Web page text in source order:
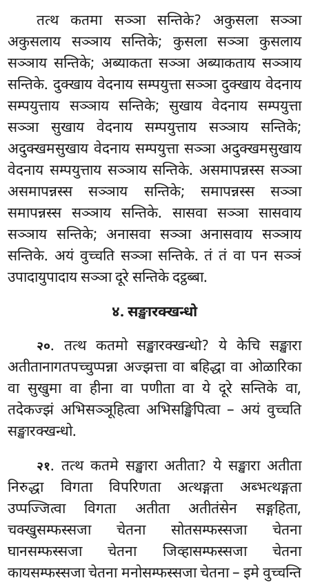
तत्थ कतमा सञ्ञा सन्तिके? अकुसला सञ्ञा
अकुसलाय सञ्ञाय सन्तिके; कुसला सञ्ञा कुसलाय
सञ्ञाय सन्तिके; अब्याकता सञ्ञा अब्याकताय सञ्ञाय
सन्तिके. दुक्खाय वेदनाय सम्पयुत्ता सञ्ञा दुक्खाय वेदनाय
सम्पयुत्ताय सञ्ञाय सन्तिके; सुखाय वेदनाय सम्पयुत्ता
सञ्ञा सुखाय वेदनाय सम्पयुत्ताय सञ्ञाय सन्तिके;
अदुक्खमसुखाय वेदनाय सम्पयुत्ता सञ्ञा अदुक्खमसुखाय
वेदनाय सम्पयुत्ताय सञ्ञाय सन्तिके. असमापन्नस्स सञ्ञा
असमापन्नस्स सञ्ञाय सन्तिके; समापन्नस्स सञ्ञा
समापन्नस्स सञ्ञाय सन्तिके. सासवा सञ्ञा सासवाय
सञ्ञाय सन्तिके; अनासवा सञ्ञा अनासवाय सञ्ञाय
सन्तिके. अयं वुच्चति सञ्ञा सन्तिके. तं तं वा पन सञ्ञं
उपादायुपादाय सञ्ञा दूरे सन्तिके दट्ठब्बा.
४. सङ्खारक्खन्धो
२०. तत्थ कतमो सङ्खारक्खन्धो? ये केचि सङ्खारा
अतीतानागतपच्चुप्पन्ना अज्झत्ता वा बहिद्धा वा ओळारिका
वा सुखुमा वा हीना वा पणीता वा ये दूरे सन्तिके वा,
तदेकज्झं अभिसञ्ञूहित्वा अभिसङ्खिपित्वा – अयं वुच्चति
सङ्खारक्खन्धो.
२१. तत्थ कतमे सङ्खारा अतीता? ये सङ्खारा अतीता
निरुद्धा विगता विपरिणता अत्थङ्गता अब्भत्थङ्गता
उप्पज्जित्वा विगता अतीता अतीतंसेन सङ्गहिता,
चक्खुसम्फस्सजा चेतना सोतसम्फस्सजा चेतना
घानसम्फस्सजा चेतना जिव्हासम्फस्सजा चेतना
कायसम्फस्सजा चेतना मनोसम्फस्सजा चेतना – इमे वुच्चन्ति